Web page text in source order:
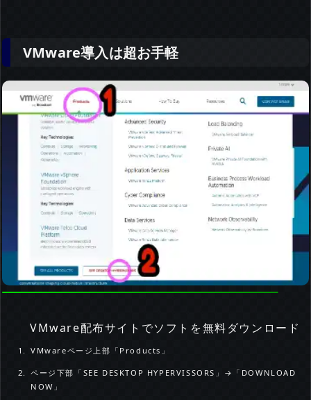
VMware導入は超お手軽
VMware配布サイトでソフトを無料ダウンロード
VMwareページ上部「Products」
ページ下部「SEE DESKTOP HYPERVISSORS」→「DOWNLOAD
NOW」